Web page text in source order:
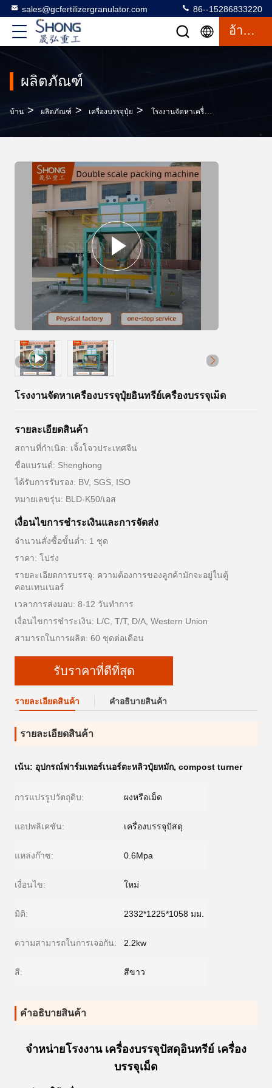
sales@gcfertilizergranulator.com 86--15286833220
อ้างอิง
ผลิตภัณฑ์
บ้าน > ผลิตภัณฑ์ > เครื่องบรรจุปุ๋ย > โรงงานจัดหาเครื่องบรรจุปุ๋ยอินทรีย์เครื่องบรรจุเม็ด
โรงงานจัดหาเครื่องบรรจุปุ๋ยอินทรีย์เครื่องบรรจุเม็ด
รายละเอียดสินค้า
สถานที่กำเนิด: เจิ้งโจวประเทศจีน
ชื่อแบรนด์: Shenghong
ได้รับการรับรอง: BV, SGS, ISO
หมายเลขรุ่น: BLD-K50/เอส
เงื่อนไขการชําระเงินและการจัดส่ง
จำนวนสั่งซื้อขั้นต่ำ: 1 ชุด
ราคา: โปร่ง
รายละเอียดการบรรจุ: ความต้องการของลูกค้ามักจะอยู่ในตู้
คอนเทนเนอร์
เวลาการส่งมอบ: 8-12 วันทำการ
เงื่อนไขการชำระเงิน: L/C, T/T, D/A, Western Union
สามารถในการผลิต: 60 ชุดต่อเดือน
รับราคาที่ดีที่สุด
รายละเอียดสินค้า คําอธิบายสินค้า
รายละเอียดสินค้า
เน้น: อุปกรณ์ฟาร์มเทอร์เนอร์ตะหลิวปุ๋ยหมัก, compost turner
การแปรรูปวัตถุดิบ: ผงหรือเม็ด
แอปพลิเคชัน: เครื่องบรรจุปัสดุ
แหล่งก๊าซ: 0.6Mpa
เงื่อนไข: ใหม่
มิติ: 2332*1225*1058 มม.
ความสามารถในการเจอกัน: 2.2kw
สี: สีขาว
คําอธิบายสินค้า
จําหน่ายโรงงาน เครื่องบรรจุปัสดุอินทรีย์ เครื่อง
บรรจุเม็ด